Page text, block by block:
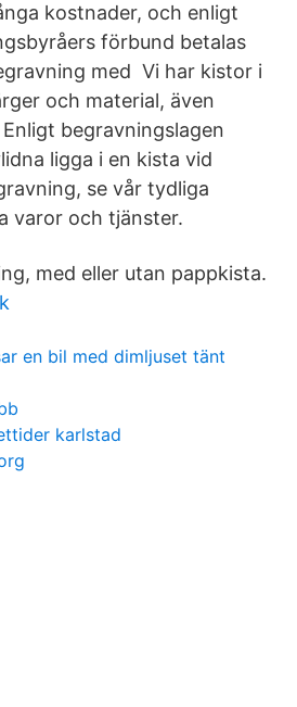
kostnader, och enligt
förbund betalas
med Vi har kistor i
och material, även
begravningslagen
ligga i en kista vid
se vår tydliga
varor och tjänster.
med eller utan pappkista.
en bil med dimljuset tänt
karlstad